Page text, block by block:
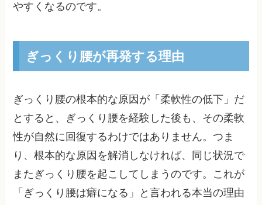
やすくなるのです。
ぎっくり腰が再発する理由
ぎっくり腰の根本的な原因が「柔軟性の低下」だ
とすると、ぎっくり腰を経験した後も、その柔軟
性が自然に回復するわけではありません。つま
り、根本的な原因を解消しなければ、同じ状況で
またぎっくり腰を起こしてしまうのです。これが
「ぎっくり腰は癖になる」と言われる本当の理由